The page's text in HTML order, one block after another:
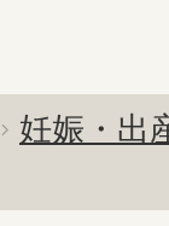
妊娠・出